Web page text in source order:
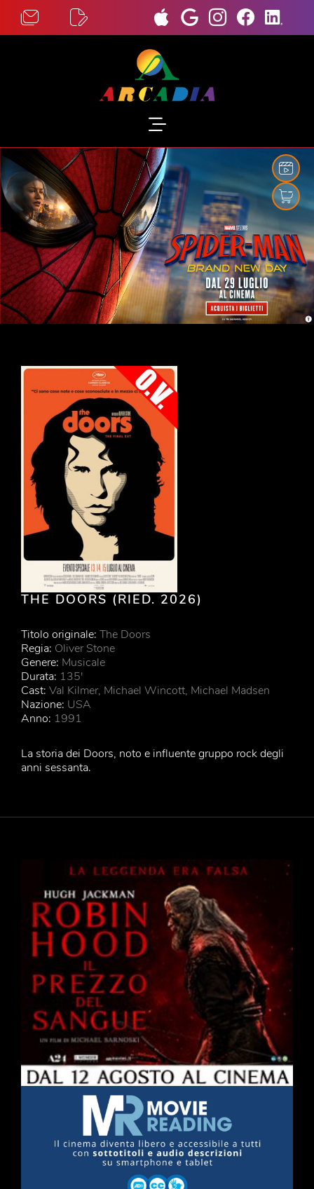
THE DOORS (RIED. 2026)
Titolo originale: The Doors
Regia: Oliver Stone
Genere: Musicale
Durata: 135'
Cast: Val Kilmer, Michael Wincott, Michael Madsen
Nazione: USA
Anno: 1991
La storia dei Doors, noto e influente gruppo rock degli
anni sessanta.